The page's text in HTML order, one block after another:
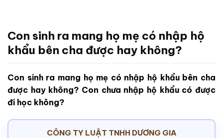
Con sinh ra mang họ mẹ có nhập hộ
khẩu bên cha được hay không?
Con sinh ra mang họ mẹ có nhập hộ khẩu bên cha
được hay không? Con chưa nhập hộ khẩu có được
đi học không?
CÔNG TY LUẬT TNHH DƯƠNG GIA